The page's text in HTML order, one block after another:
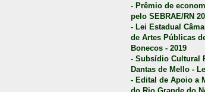
- Prêmio de
pelo SEBRAE/RN
- Lei Estadual
de Artes Públicas
Bonecos - 2019
- Subsídio Cultural
Dantas de Mello -
- Edital de Apoio a